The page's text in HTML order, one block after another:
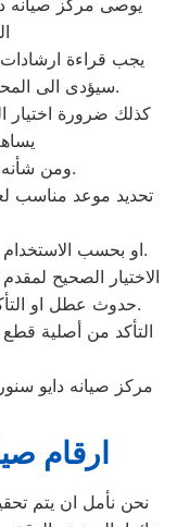
يجب قراءة ارشادات
سيؤدى الى المحاظفة على الاجهزة وتلاشى الاعطال.
ومن شأنه ايضا رفع قدرة وكفاءة الجهاز.
او بحسب الاستخدام والهدف منه الاقلال من حدوث الاعطال.
حدوث عطل او التأكد بأن الجهاز لا يعمل بالشكل المطلوب.
مركز صيانه دايو
ارقام
نحن نأمل ان يتم